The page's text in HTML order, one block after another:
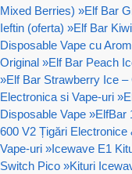
Mixed Berries) »Elf Bar
Ieftin (oferta) »Elf Bar
Disposable Vape cu
Original »Elf Bar Peach
»Elf Bar Strawberry Ice
Electronica si Vape-uri »
Disposable Vape »ElfBar
600 V2 Țigări Electronice
Vape-uri »Icewave E1
Switch Pico »Kituri